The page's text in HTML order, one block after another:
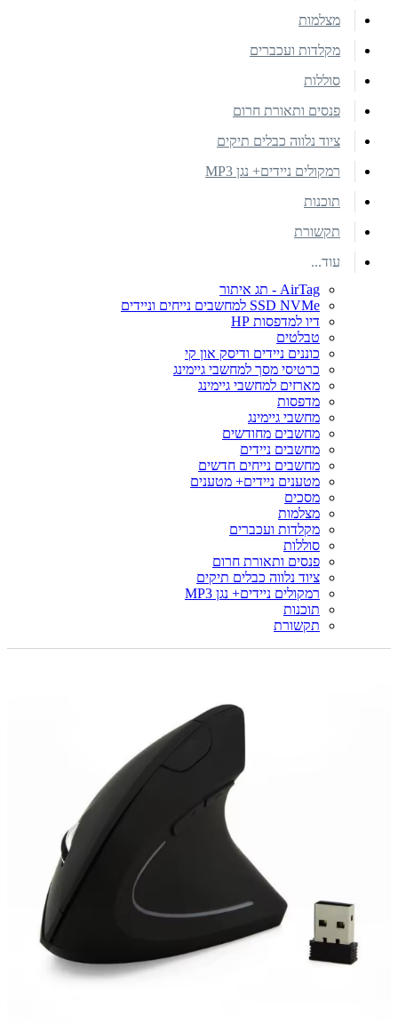
מצלמות
מקלדות ועכברים
סוללות
פנסים ותאורת חרום
ציוד נלווה כבלים תיקים
רמקולים ניידים+ נגן MP3
תוכנות
תקשורת
עוד...
AirTag - תג איתור
SSD NVMe למחשבים נייחים וניידים
דיו למדפסות HP
טבלטים
כוננים ניידים ודיסק און קי
כרטיסי מסך למחשבי גיימינג
מארזים למחשבי גיימינג
מדפסות
מחשבי גיימינג
מחשבים מחודשים
מחשבים ניידים
מחשבים נייחים חדשים
מטענים ניידים+ מטענים
מסכים
מצלמות
מקלדות ועכברים
סוללות
פנסים ותאורת חרום
ציוד נלווה כבלים תיקים
רמקולים ניידים+ נגן MP3
תוכנות
תקשורת